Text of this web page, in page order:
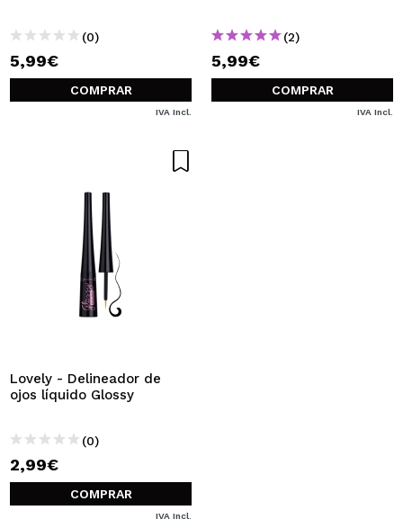
(0)
5,99€
COMPRAR
IVA Incl.
(2)
5,99€
COMPRAR
IVA Incl.
Lovely - Delineador de
ojos líquido Glossy
(0)
2,99€
COMPRAR
IVA Incl.